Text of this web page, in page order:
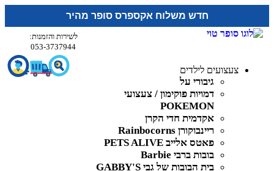
חדש משלוח אקספרס סופר מהיר
לשירות והזמנות:
053-3737944
צעצועים לילדים
גיבורי על
דמויות פוקימון / צעצועי
POKEMON
אקדמית חדי הקרן
ריינבוקורן Rainbocorns
פאטס אלייב PETS ALIVE
בובות ברבי Barbie
בית הבובות של גבי GABBY'S